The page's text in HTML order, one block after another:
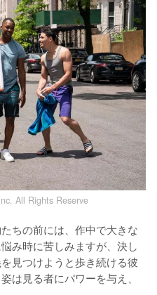
All Rights Reserve
ちの前には、作中で大きな
み時に苦しみますが、決し
見つけようと歩き続ける彼
は見る者にパワーを与え、